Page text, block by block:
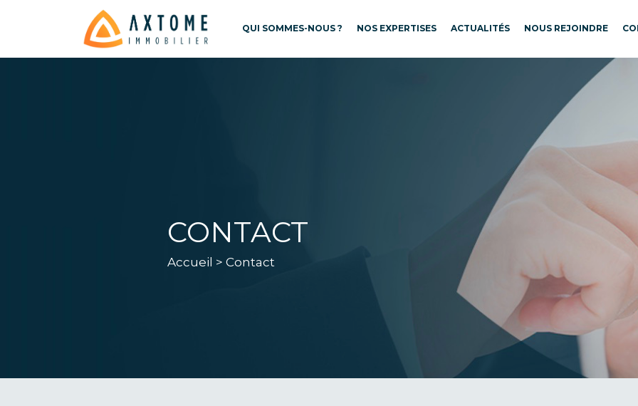
QUI SOMMES-NOUS ? NOS EXPERTISES ACTUALITÉS NOUS REJOINDRE
CONTACT
Accueil > Contact